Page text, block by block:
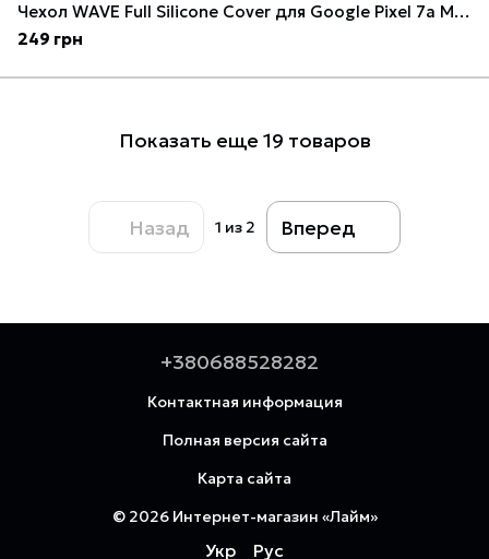
Чехол WAVE Full Silicone Cover для Google Pixel 7a Midnight Blue
249 грн
Показать еще 19 товаров
Назад 1 из 2 Вперед
+380688528282
Контактная информация
Полная версия сайта
Карта сайта
© 2026 Интернет-магазин «Лайм»
Укр Рус